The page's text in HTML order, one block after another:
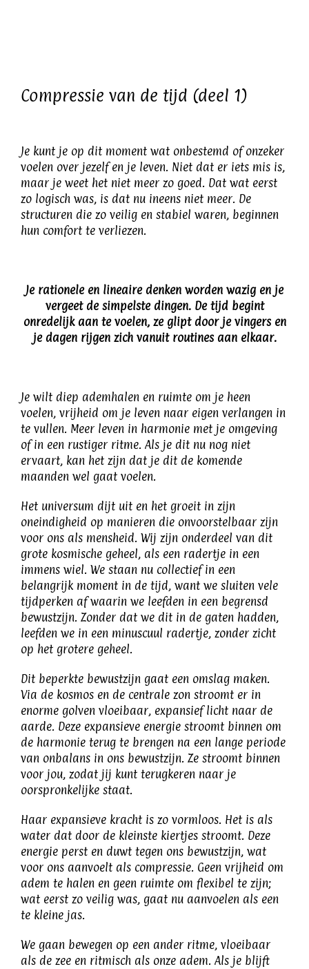
Compressie van de tijd (deel 1)
Je kunt je op dit moment wat onbestemd of onzeker
voelen over jezelf en je leven. Niet dat er iets mis is,
maar je weet het niet meer zo goed. Dat wat eerst
zo logisch was, is dat nu ineens niet meer. De
structuren die zo veilig en stabiel waren, beginnen
hun comfort te verliezen.
Je rationele en lineaire denken worden wazig en je
vergeet de simpelste dingen. De tijd begint
onredelijk aan te voelen, ze glipt door je vingers en
je dagen rijgen zich vanuit routines aan elkaar.
Je wilt diep ademhalen en ruimte om je heen
voelen, vrijheid om je leven naar eigen verlangen in
te vullen. Meer leven in harmonie met je omgeving
of in een rustiger ritme. Als je dit nu nog niet
ervaart, kan het zijn dat je dit de komende
maanden wel gaat voelen.
Het universum dijt uit en het groeit in zijn
oneindigheid op manieren die onvoorstelbaar zijn
voor ons als mensheid. Wij zijn onderdeel van dit
grote kosmische geheel, als een radertje in een
immens wiel. We staan nu collectief in een
belangrijk moment in de tijd, want we sluiten vele
tijdperken af waarin we leefden in een begrensd
bewustzijn. Zonder dat we dit in de gaten hadden,
leefden we in een minuscuul radertje, zonder zicht
op het grotere geheel.
Dit beperkte bewustzijn gaat een omslag maken.
Via de kosmos en de centrale zon stroomt er in
enorme golven vloeibaar, expansief licht naar de
aarde. Deze expansieve energie stroomt binnen om
de harmonie terug te brengen na een lange periode
van onbalans in ons bewustzijn. Ze stroomt binnen
voor jou, zodat jij kunt terugkeren naar je
oorspronkelijke staat.
Haar expansieve kracht is zo vormloos. Het is als
water dat door de kleinste kiertjes stroomt. Deze
energie perst en duwt tegen ons bewustzijn, wat
voor ons aanvoelt als compressie. Geen vrijheid om
adem te halen en geen ruimte om flexibel te zijn;
wat eerst zo veilig was, gaat nu aanvoelen als een
te kleine jas.
We gaan bewegen op een ander ritme, vloeibaar
als de zee en ritmisch als onze adem. Als je blijft